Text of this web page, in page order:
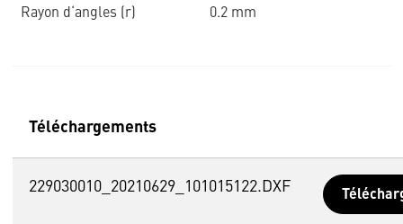
Rayon d‘angles (r) 0.2 mm
Téléchargements
229030010_20210629_101015122.DXF